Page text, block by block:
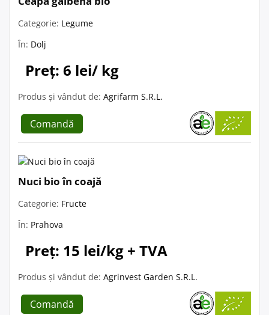
Categorie: Legume
În: Dolj
Preț: 6 lei/ kg
Produs și vândut de: Agrifarm S.R.L.
Comandă
Nuci bio în coajă
Categorie: Fructe
În: Prahova
Preț: 15 lei/kg + TVA
Produs și vândut de: Agrinvest Garden S.R.L.
Comandă